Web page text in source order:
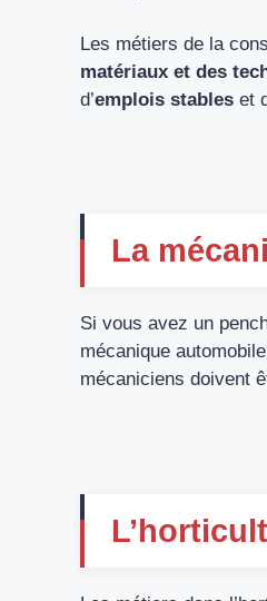
Les métiers de la
matériaux et des
d’emplois stables et
La
Si vous avez un
mécanique
mécaniciens doivent